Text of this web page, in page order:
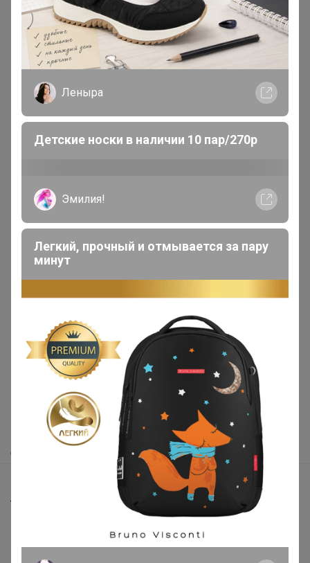
В теме "DM.de - косметика и витамины от
известных производителей Германии. Выкуп non-
stop"
18 ноября, 2025 19:11
MarinaNM, добрыв вечер! А есть таблетки типо
Венарус?
Показаны записи1-10из2 105.
Как здесь все устроено?
Как сделать заказ?
Как получить?
Доставка
Торговые марки
В наличии
Леныра
Детские носки в наличии 10 пар/270р
Эмилия!
Легкий, прочный и отмывается за пару
минут